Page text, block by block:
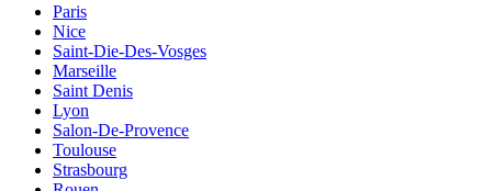
Paris
Nice
Saint-Die-Des-Vosges
Marseille
Saint Denis
Lyon
Salon-De-Provence
Toulouse
Strasbourg